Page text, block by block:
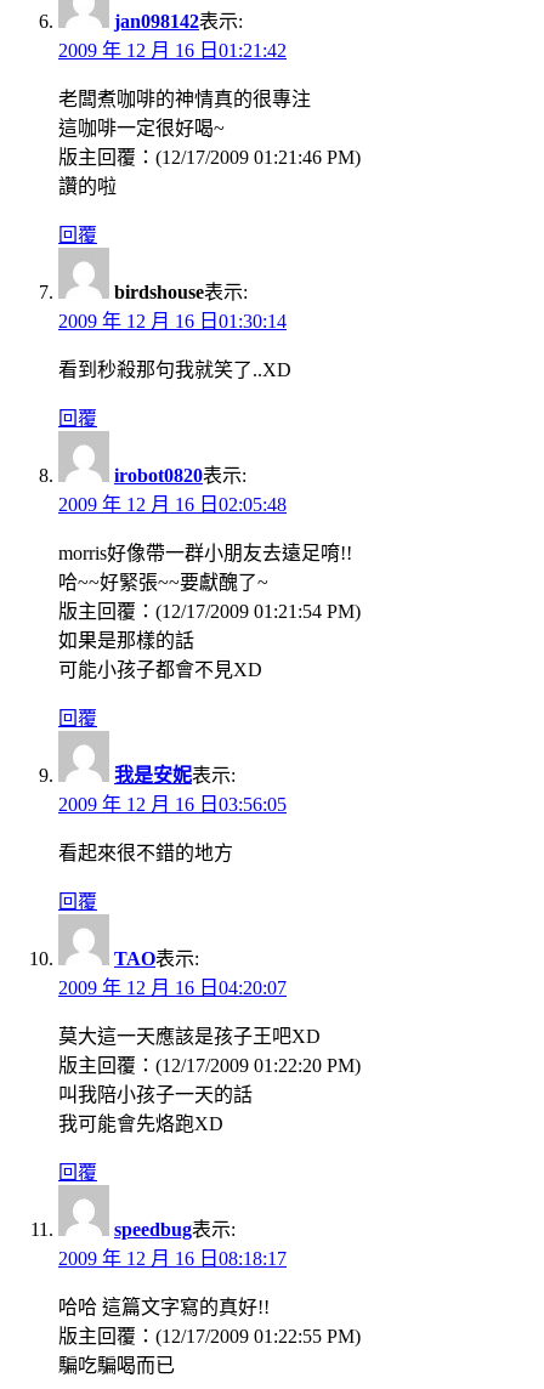
jan098142表示:
2009 年 12 月 16 日01:21:42
老闆煮咖啡的神情真的很專注
這咖啡一定很好喝~
版主回覆：(12/17/2009 01:21:46 PM)
讚的啦
回覆
birdshouse表示:
2009 年 12 月 16 日01:30:14
看到秒殺那句我就笑了..XD
回覆
irobot0820表示:
2009 年 12 月 16 日02:05:48
morris好像帶一群小朋友去遠足唷!!
哈~~好緊張~~要獻醜了~
版主回覆：(12/17/2009 01:21:54 PM)
如果是那樣的話
可能小孩子都會不見XD
回覆
我是安妮表示:
2009 年 12 月 16 日03:56:05
看起來很不錯的地方
回覆
TAO表示:
2009 年 12 月 16 日04:20:07
莫大這一天應該是孩子王吧XD
版主回覆：(12/17/2009 01:22:20 PM)
叫我陪小孩子一天的話
我可能會先烙跑XD
回覆
speedbug表示:
2009 年 12 月 16 日08:18:17
哈哈 這篇文字寫的真好!!
版主回覆：(12/17/2009 01:22:55 PM)
騙吃騙喝而已